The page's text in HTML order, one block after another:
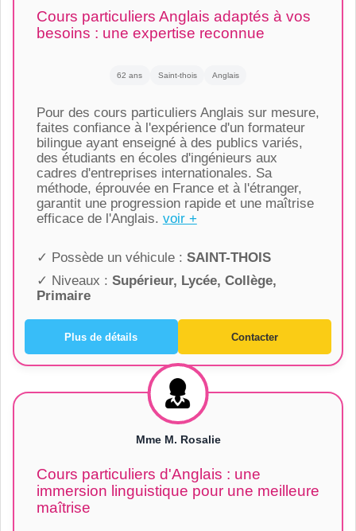
Cours particuliers Anglais adaptés à vos
besoins : une expertise reconnue
62 ans Saint-thois Anglais
Pour des cours particuliers Anglais sur mesure,
faites confiance à l'expérience d'un formateur
bilingue ayant enseigné à des publics variés,
des étudiants en écoles d'ingénieurs aux
cadres d'entreprises internationales. Sa
méthode, éprouvée en France et à l'étranger,
garantit une progression rapide et une maîtrise
efficace de l'Anglais. voir +
✓ Possède un véhicule : SAINT-THOIS
✓ Niveaux : Supérieur, Lycée, Collège,
Primaire
Plus de détails Contacter
Mme M. Rosalie
Cours particuliers d'Anglais : une
immersion linguistique pour une meilleure
maîtrise